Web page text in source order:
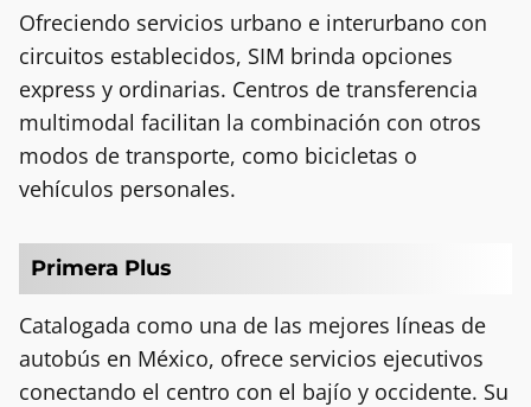
Ofreciendo servicios urbano e interurbano con
circuitos establecidos, SIM brinda opciones
express y ordinarias. Centros de transferencia
multimodal facilitan la combinación con otros
modos de transporte, como bicicletas o
vehículos personales.
Primera Plus
Catalogada como una de las mejores líneas de
autobús en México, ofrece servicios ejecutivos
conectando el centro con el bajío y occidente. Su